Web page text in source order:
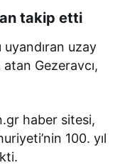
takip etti
uzay
Gezeravcı,
haber sitesi,
100. yıl